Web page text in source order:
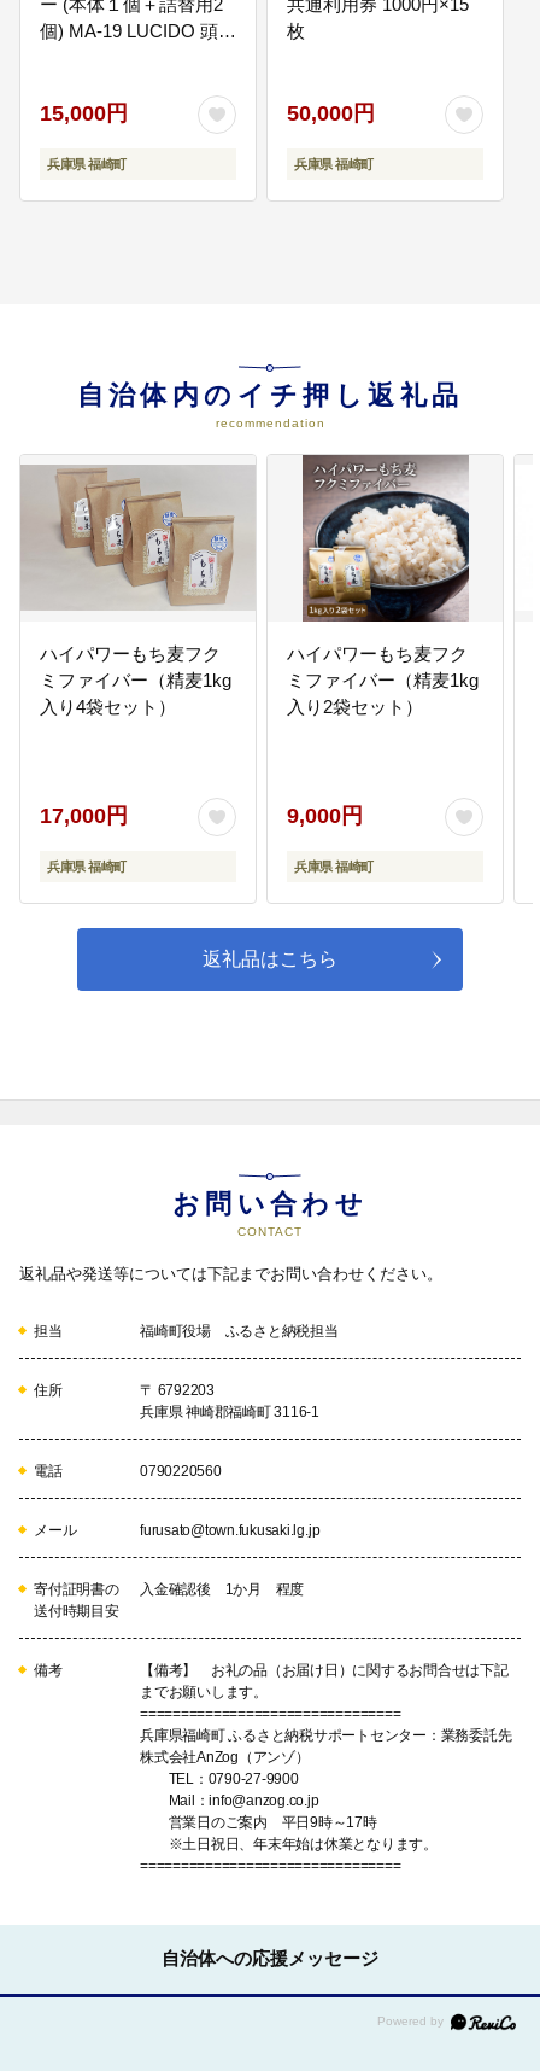
興などまちの発展、充実に資する
に、災害に強いまちづくり、事故
や犯罪のない地域づくりを進めて
豊かな自然や観光資源を活かした
日本一の勤労河童と呼ばれる「河
童のガジロウ」。柳田國男が幼少
期を過ごした辻川界隈にて、2014
年2月14日に捕獲され、その後福崎
町の観光のために毎日15分ごとに
辻川山公園の池から飛び出してい
ます。見た
個) MA-19 LUCIDO 頭皮
15,000円
兵庫県 福崎町
枚
50,000円
兵庫県 福崎町
自治体内のイチ押し返礼品
recommendation
ハイパワーもち麦フク
ミファイバー（精麦1kg
入り4袋セット）
17,000円
兵庫県 福崎町
ハイパワーもち麦フク
ミファイバー（精麦1kg
入り2袋セット）
9,000円
兵庫県 福崎町
返礼品はこちら
お問い合わせ
CONTACT
返礼品や発送等については下記までお問い合わせください。
担当 福崎町役場 ふるさと納税担当
住所
〒 6792203
兵庫県 神崎郡福崎町 3116-1
電話 0790220560
メール furusato@town.fukusaki.lg.jp
寄付証明書の
送付時期目安
入金確認後 1か月 程度
備考
【備考】 お礼の品（お届け日）に関するお問合せは下記
までお願いします。
================================
兵庫県福崎町 ふるさと納税サポートセンター：業務委託先
株式会社AnZog（アンゾ）
TEL：0790-27-9900
Mail：info@anzog.co.jp
営業日のご案内 平日9時～17時
※土日祝日、年末年始は休業となります。
================================
自治体への応援メッセージ